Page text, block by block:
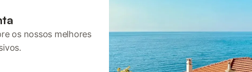
os nossos melhores